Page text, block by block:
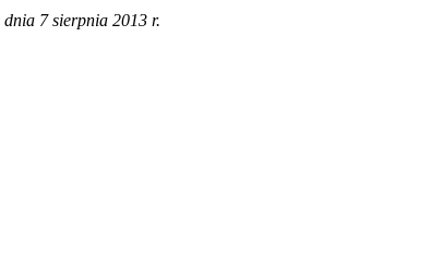
dnia 7 sierpnia 2013 r.
się w nowym oknie